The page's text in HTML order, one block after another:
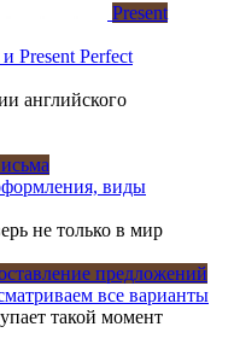
Present
Present Perfect
английского
виды
не только в мир
предложений
все варианты
такой момент